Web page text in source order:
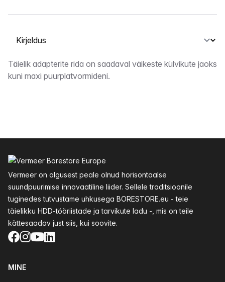
Vahekaardi valimine
Kirjeldus
Täielik adapterite rida on saadaval väikeste külvikute jaoks
kuni maxi puurplatvormideni.
Vermeer on algusest peale olnud horisontaalse
suundpuurimise innovaatiline liider. Sellele traditsioonile
tuginedes tutvustame uhkusega BORESTORE.eu - teie
täielikku HDD-tööriistade ja tarvikute ladu -, mis on teile
kättesaadav just siis, kui soovite.
Facebook
Instagram
YouTube
LinkedIn
MINE